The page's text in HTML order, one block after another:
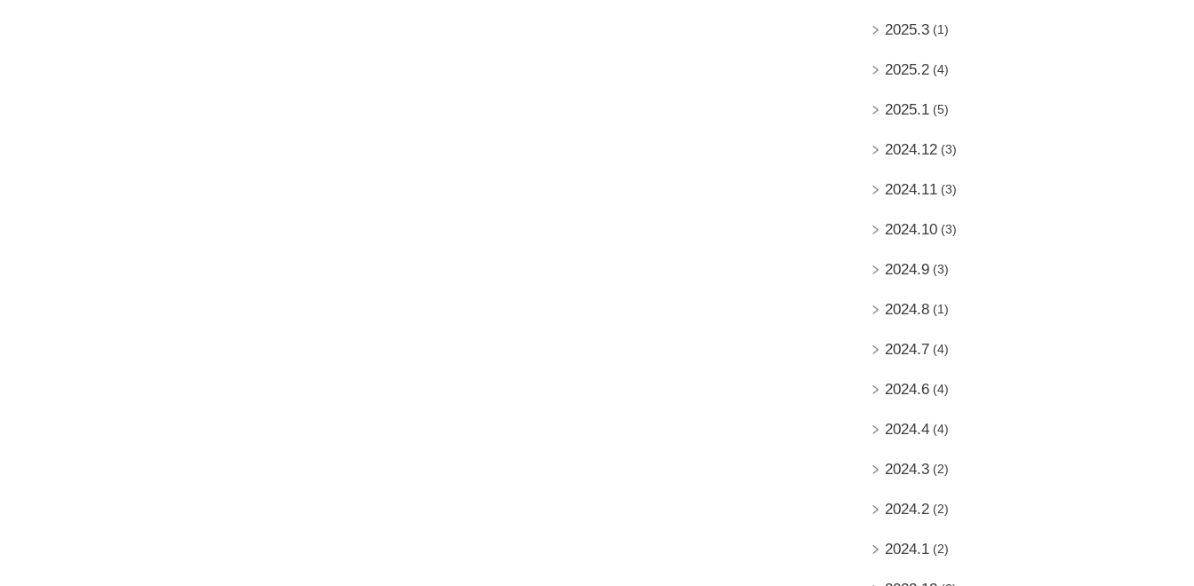
2025.3 (1)
2025.2 (4)
2025.1 (5)
2024.12 (3)
2024.11 (3)
2024.10 (3)
2024.9 (3)
2024.8 (1)
2024.7 (4)
2024.6 (4)
2024.4 (4)
2024.3 (2)
2024.2 (2)
2024.1 (2)